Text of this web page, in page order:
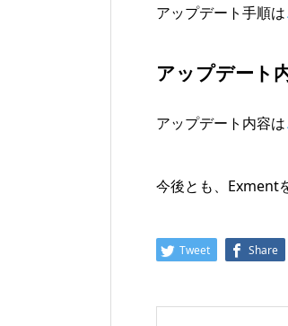
アップデート手順は
アップデート
アップデート内容は
今後とも、Exment
Tweet Share